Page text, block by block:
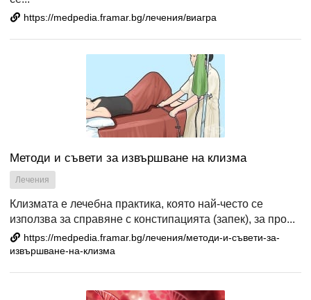
https://medpedia.framar.bg/лечения/виагра
Методи и съвети за извършване на клизма
Лечения
Клизмата е лечебна практика, която най-често се
използва за справяне с констипацията (запек), за про...
https://medpedia.framar.bg/лечения/методи-и-съвети-за-
извършване-на-клизма